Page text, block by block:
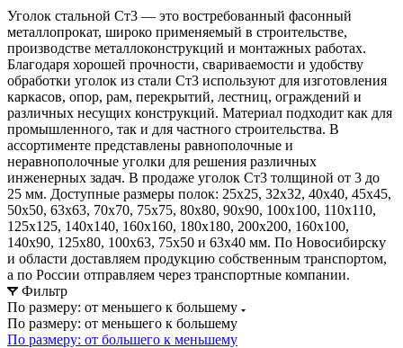
Уголок стальной Ст3 — это востребованный фасонный
металлопрокат, широко применяемый в строительстве,
производстве металлоконструкций и монтажных работах.
Благодаря хорошей прочности, свариваемости и удобству
обработки уголок из стали Ст3 используют для изготовления
каркасов, опор, рам, перекрытий, лестниц, ограждений и
различных несущих конструкций. Материал подходит как для
промышленного, так и для частного строительства. В
ассортименте представлены равнополочные и
неравнополочные уголки для решения различных
инженерных задач. В продаже уголок Ст3 толщиной от 3 до
25 мм. Доступные размеры полок: 25х25, 32х32, 40х40, 45х45,
50х50, 63х63, 70х70, 75х75, 80х80, 90х90, 100х100, 110х110,
125х125, 140х140, 160х160, 180х180, 200х200, 160х100,
140х90, 125х80, 100х63, 75х50 и 63х40 мм. По Новосибирску
и области доставляем продукцию собственным транспортом,
а по России отправляем через транспортные компании.
Фильтр
По размеру: от меньшего к большему
По размеру: от меньшего к большему
По размеру: от большего к меньшему